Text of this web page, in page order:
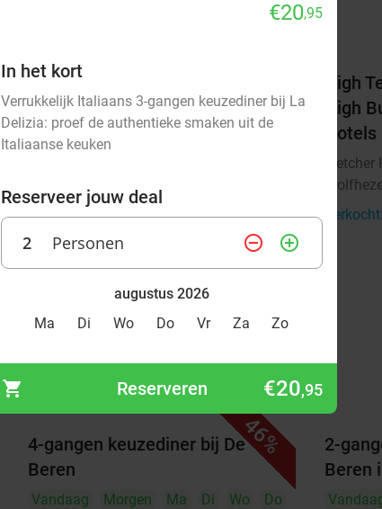
3-gangendiner bij Fletcher Hotels
Fletcher Hotels
Wolfheze
High
High
Hotels
46%
4-gangen keuzediner bij De
Beren
Vandaag Morgen Ma Di Wo
Do
2-
Beren
€20,95
In het kort
Verrukkelijk Italiaans 3-gangen keuzediner bij La
Delizia: proef de authentieke smaken uit de
Italiaanse keuken
Reserveer jouw deal
2 Personen remove_circle_outline add_circle_outline
augustus 2026
Ma
Di Wo Do Vr Za Zo
1 2
10 11 12 13 14 15 16
23
Reserveren €20,95